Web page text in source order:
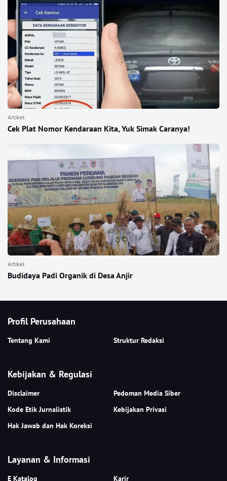
Artikel
Cek Plat Nomor Kendaraan Kita, Yuk Simak Caranya!
Artikel
Budidaya Padi Organik di Desa Anjir
Profil Perusahaan
Tentang Kami Struktur Redaksi
Kebijakan & Regulasi
Disclaimer
Pedoman Media Siber
Kode Etik Jurnalistik
Kebijakan Privasi
Hak Jawab dan Hak Koreksi
Layanan & Informasi
E Katalog Karir